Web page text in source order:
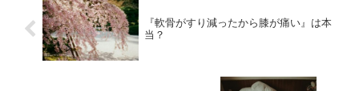
『軟骨がすり減ったから膝が痛い』は本
当？